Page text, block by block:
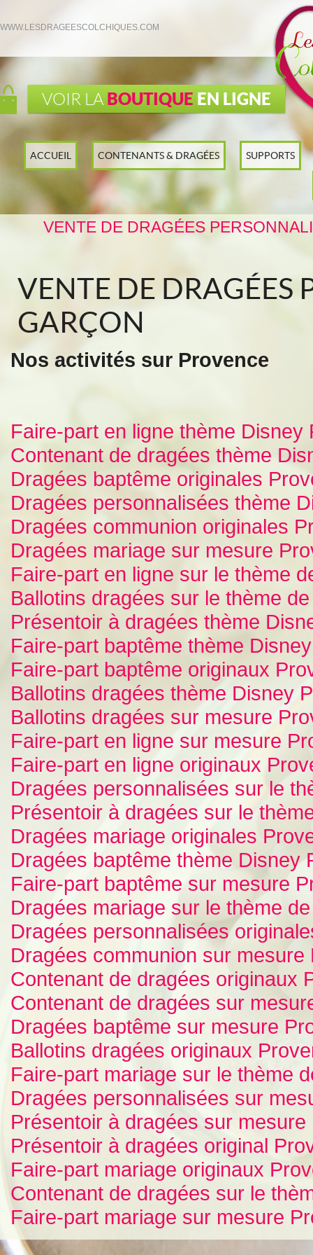
WWW.LESDRAGEESCOLCHIQUES.COM
VOIR LA BOUTIQUE EN LIGNE
ACCUEIL CONTENANTS & DRAGÉES SUPPORTS
VENTE DE DRAGÉES
VENTE DE DRAGÉES
GARÇON
Nos activités sur Provence
Faire-part en ligne thème Disney
Contenant de dragées thème
Dragées baptême originales
Dragées personnalisées thème
Dragées communion originales
Dragées mariage sur mesure
Faire-part en ligne sur le thème
Ballotins dragées sur le thème
Présentoir à dragées thème
Faire-part baptême thème
Faire-part baptême originaux
Ballotins dragées thème Disney
Ballotins dragées sur mesure
Faire-part en ligne sur mesure
Faire-part en ligne originaux
Dragées personnalisées sur le
Présentoir à dragées sur le
Dragées mariage originales
Dragées baptême thème Disney
Faire-part baptême sur mesure
Dragées mariage sur le thème
Dragées personnalisées
Dragées communion sur mesure
Contenant de dragées originaux
Contenant de dragées sur
Dragées baptême sur mesure
Ballotins dragées originaux
Faire-part mariage sur le thème
Dragées personnalisées sur
Présentoir à dragées sur mesure
Présentoir à dragées original
Faire-part mariage originaux
Contenant de dragées sur le
Faire-part mariage sur mesure